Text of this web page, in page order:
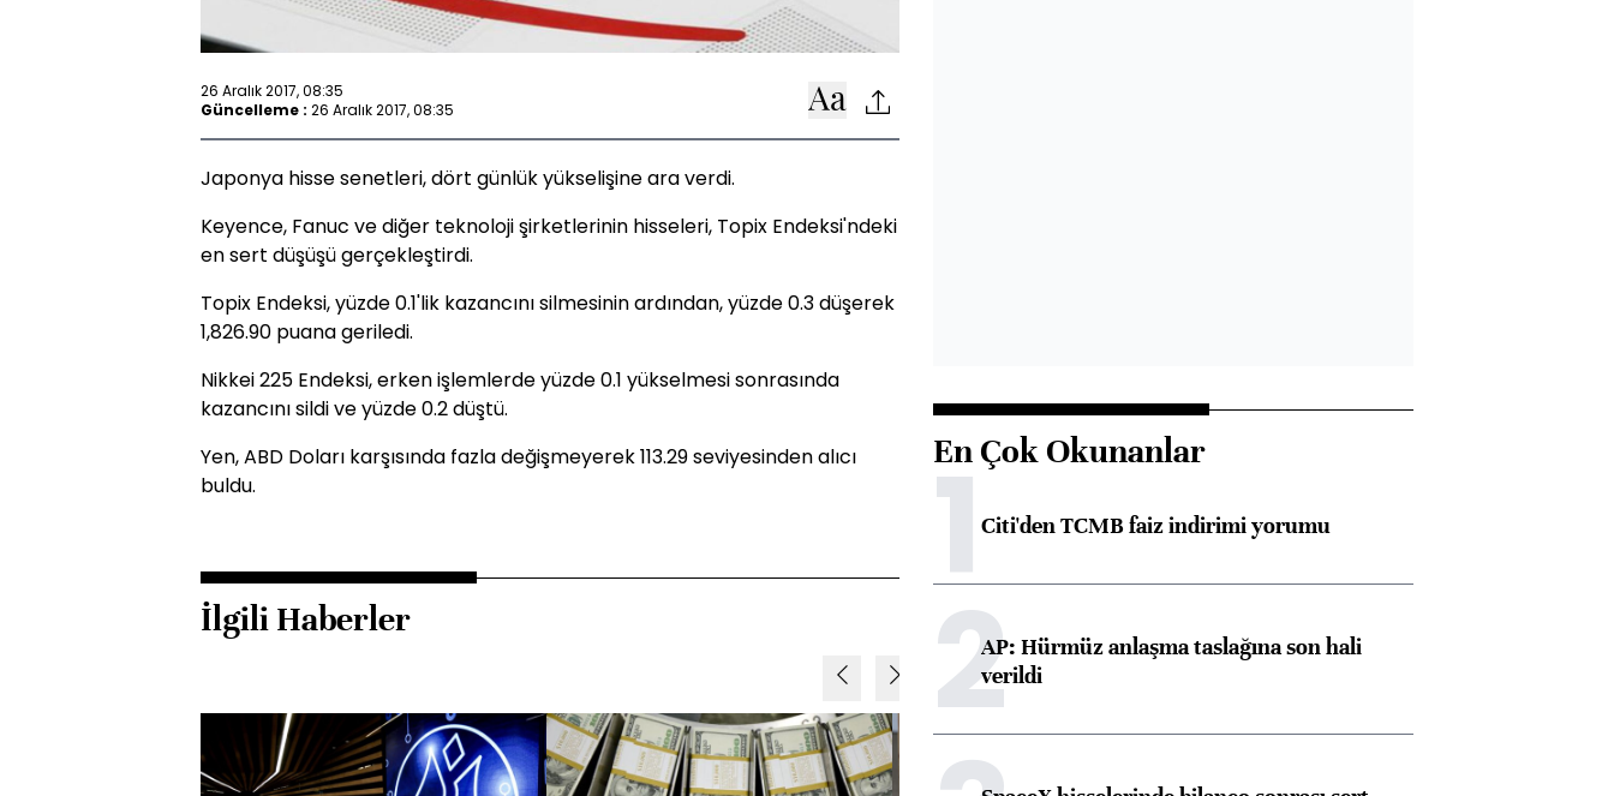
26 Aralık 2017, 08:35
Güncelleme : 26 Aralık 2017, 08:35
Japonya hisse senetleri, dört günlük yükselişine ara verdi.
Keyence, Fanuc ve diğer teknoloji şirketlerinin hisseleri, Topix Endeksi'ndeki
en sert düşüşü gerçekleştirdi.
Topix Endeksi, yüzde 0.1'lik kazancını silmesinin ardından, yüzde 0.3 düşerek
1,826.90 puana geriledi.
Nikkei 225 Endeksi, erken işlemlerde yüzde 0.1 yükselmesi sonrasında
kazancını sildi ve yüzde 0.2 düştü.
Yen, ABD Doları karşısında fazla değişmeyerek 113.29 seviyesinden alıcı
buldu.
İlgili Haberler
En Çok Okunanlar
1Citi'den TCMB faiz indirimi yorumu
2AP: Hürmüz anlaşma taslağına son hali
verildi